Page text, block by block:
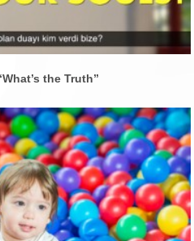
the Truth”